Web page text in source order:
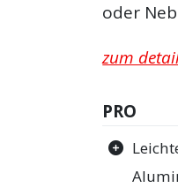
oder
zum
PRO